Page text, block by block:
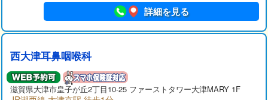
詳細を見る
西大津耳鼻咽喉科
滋賀県大津市皇子が丘2丁目10-25 ファーストタワー大津MARY 1F